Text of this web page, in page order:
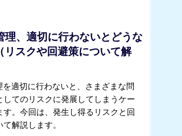
理、適切に行わないとどうな
リスクや回避策について解
を適切に行わないと、さまざまな問
してのリスクに発展してしまうケー
す。今回は、発生し得るリスクと回
解説します。